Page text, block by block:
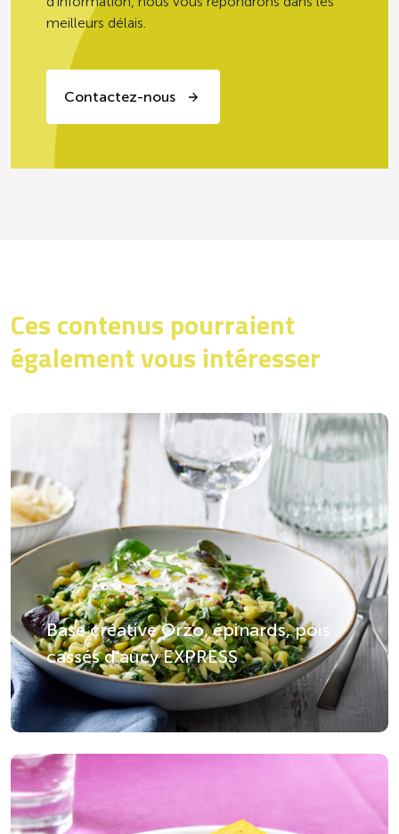
meilleurs délais.
Contactez-nous
Ces contenus pourraient
également vous intéresser
Base créative Orzo, épinards, pois
cassés d’aucy EXPRESS